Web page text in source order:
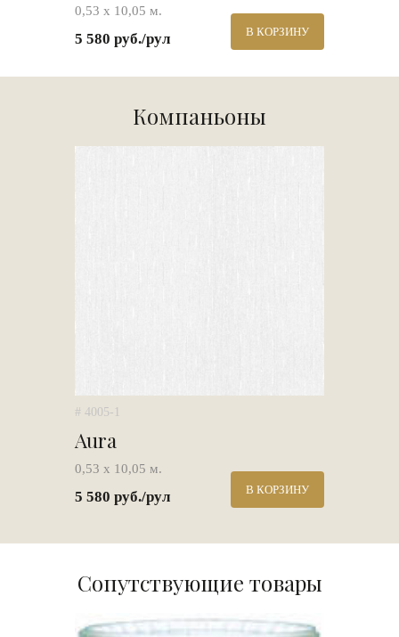
0,53 х 10,05 м.
5 580 руб./рул В КОРЗИНУ
Компаньоны
# 4005-1
Aura
0,53 х 10,05 м.
5 580 руб./рул В КОРЗИНУ
Сопутствующие товары